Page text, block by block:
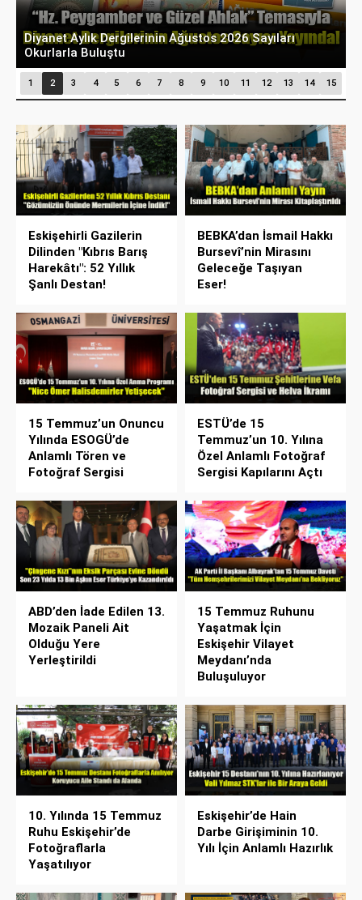
Diyanet Aylık Dergilerinin Ağustos 2026 Sayıları
Okurlarla Buluştu
1 2 3 4 5 6 7 8 9 10 11 12 13 14 15
Eskişehirli Gazilerin
Dilinden "Kıbrıs Barış
Harekâtı": 52 Yıllık
Şanlı Destan!
BEBKA’dan İsmail Hakkı
Bursevî’nin Mirasını
Geleceğe Taşıyan
Eser!
15 Temmuz’un Onuncu
Yılında ESOGÜ’de
Anlamlı Tören ve
Fotoğraf Sergisi
ESTÜ’de 15
Temmuz’un 10. Yılına
Özel Anlamlı Fotoğraf
Sergisi Kapılarını Açtı
ABD’den İade Edilen 13.
Mozaik Paneli Ait
Olduğu Yere
Yerleştirildi
15 Temmuz Ruhunu
Yaşatmak İçin
Eskişehir Vilayet
Meydanı’nda
Buluşuluyor
10. Yılında 15 Temmuz
Ruhu Eskişehir’de
Fotoğraflarla
Yaşatılıyor
Eskişehir’de Hain
Darbe Girişiminin 10.
Yılı İçin Anlamlı Hazırlık